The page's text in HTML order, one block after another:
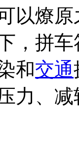
以燎
，拼
和交通
力、